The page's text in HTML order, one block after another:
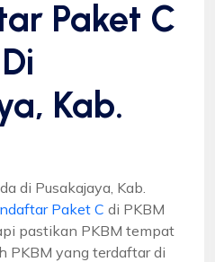
Paket C
Kab.
di Pusakajaya, Kab.
Paket C di PKBM
pastikan PKBM tempat
PKBM yang terdaftar di